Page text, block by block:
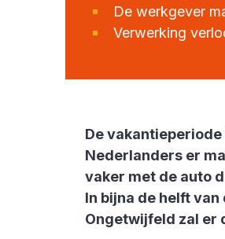
De werkgever
Verwerking
De
Nederlanders er
vaker met de auto
In bijna de helft
Ongetwijfeld zal er